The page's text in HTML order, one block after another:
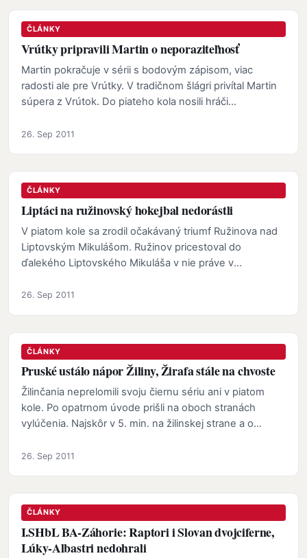
ČLÁNKY
Vrútky pripravili Martin o neporaziteľnosť
Martin pokračuje v sérii s bodovým zápisom, viac
radosti ale pre Vrútky. V tradičnom šlágri privítal Martin
súpera z Vrútok. Do piateho kola nosili hráči…
26. Sep 2011
ČLÁNKY
Liptáci na ružinovský hokejbal nedorástli
V piatom kole sa zrodil očakávaný triumf Ružinova nad
Liptovským Mikulášom. Ružinov pricestoval do
ďalekého Liptovského Mikuláša v nie práve v
26. Sep 2011
ČLÁNKY
Pruské ustálo nápor Žiliny, Žirafa stále na chvoste
Žilinčania neprelomili svoju čiernu sériu ani v piatom
kole. Po opatrnom úvode prišli na oboch stranách
vylúčenia. Najskôr v 5. min. na žilinskej strane a o…
26. Sep 2011
ČLÁNKY
I.SHbL BA-Záhorie: Raptori i Slovan dvojciferne,
Lúky-Albastri nedohrali